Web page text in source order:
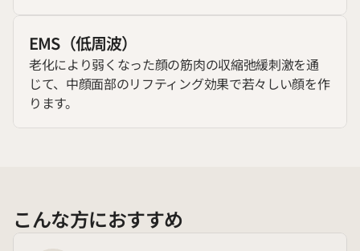
EMS（低周波）
老化により弱くなった顔の筋肉の収縮弛緩刺激を通
じて、中顔面部のリフティング効果で若々しい顔を作
ります。
こんな方におすすめ